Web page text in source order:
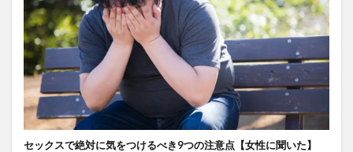
セックスで絶対に気をつけるべき9つの注意点【女性に聞いた】